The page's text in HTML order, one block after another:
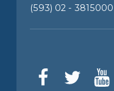
(593) 02 - 3815000